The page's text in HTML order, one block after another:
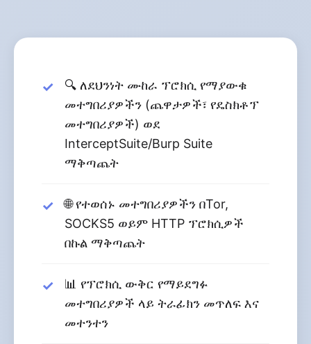
🔍 ለደህንነት ሙከራ ፕሮክሲ የማያውቁ
መተግበሪያዎችን (ጨዋታዎች፣ የዴስክቶፕ
መተግበሪያዎች) ወደ
InterceptSuite/Burp Suite
ማቅጣጨት
🌐 የተወሰኑ መተግበሪያዎችን በTor,
SOCKS5 ወይም HTTP ፕሮክሲዎች
በኩል ማቅጣጨት
📊 የፕሮክሲ ውቅር የማይደግፉ
መተግበሪያዎች ላይ ትራፊክን መጥለፍ እና
መተንተን